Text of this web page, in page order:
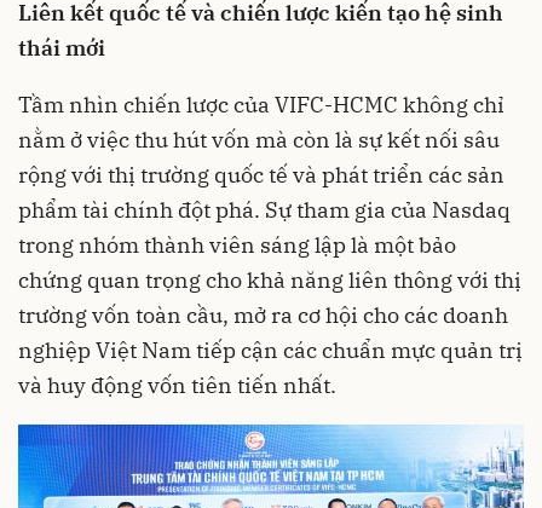
Liên kết quốc tế và chiến lược kiến tạo hệ sinh
thái mới
Tầm nhìn chiến lược của VIFC-HCMC không chỉ
nằm ở việc thu hút vốn mà còn là sự kết nối sâu
rộng với thị trường quốc tế và phát triển các sản
phẩm tài chính đột phá. Sự tham gia của Nasdaq
trong nhóm thành viên sáng lập là một bảo
chứng quan trọng cho khả năng liên thông với thị
trường vốn toàn cầu, mở ra cơ hội cho các doanh
nghiệp Việt Nam tiếp cận các chuẩn mực quản trị
và huy động vốn tiên tiến nhất.